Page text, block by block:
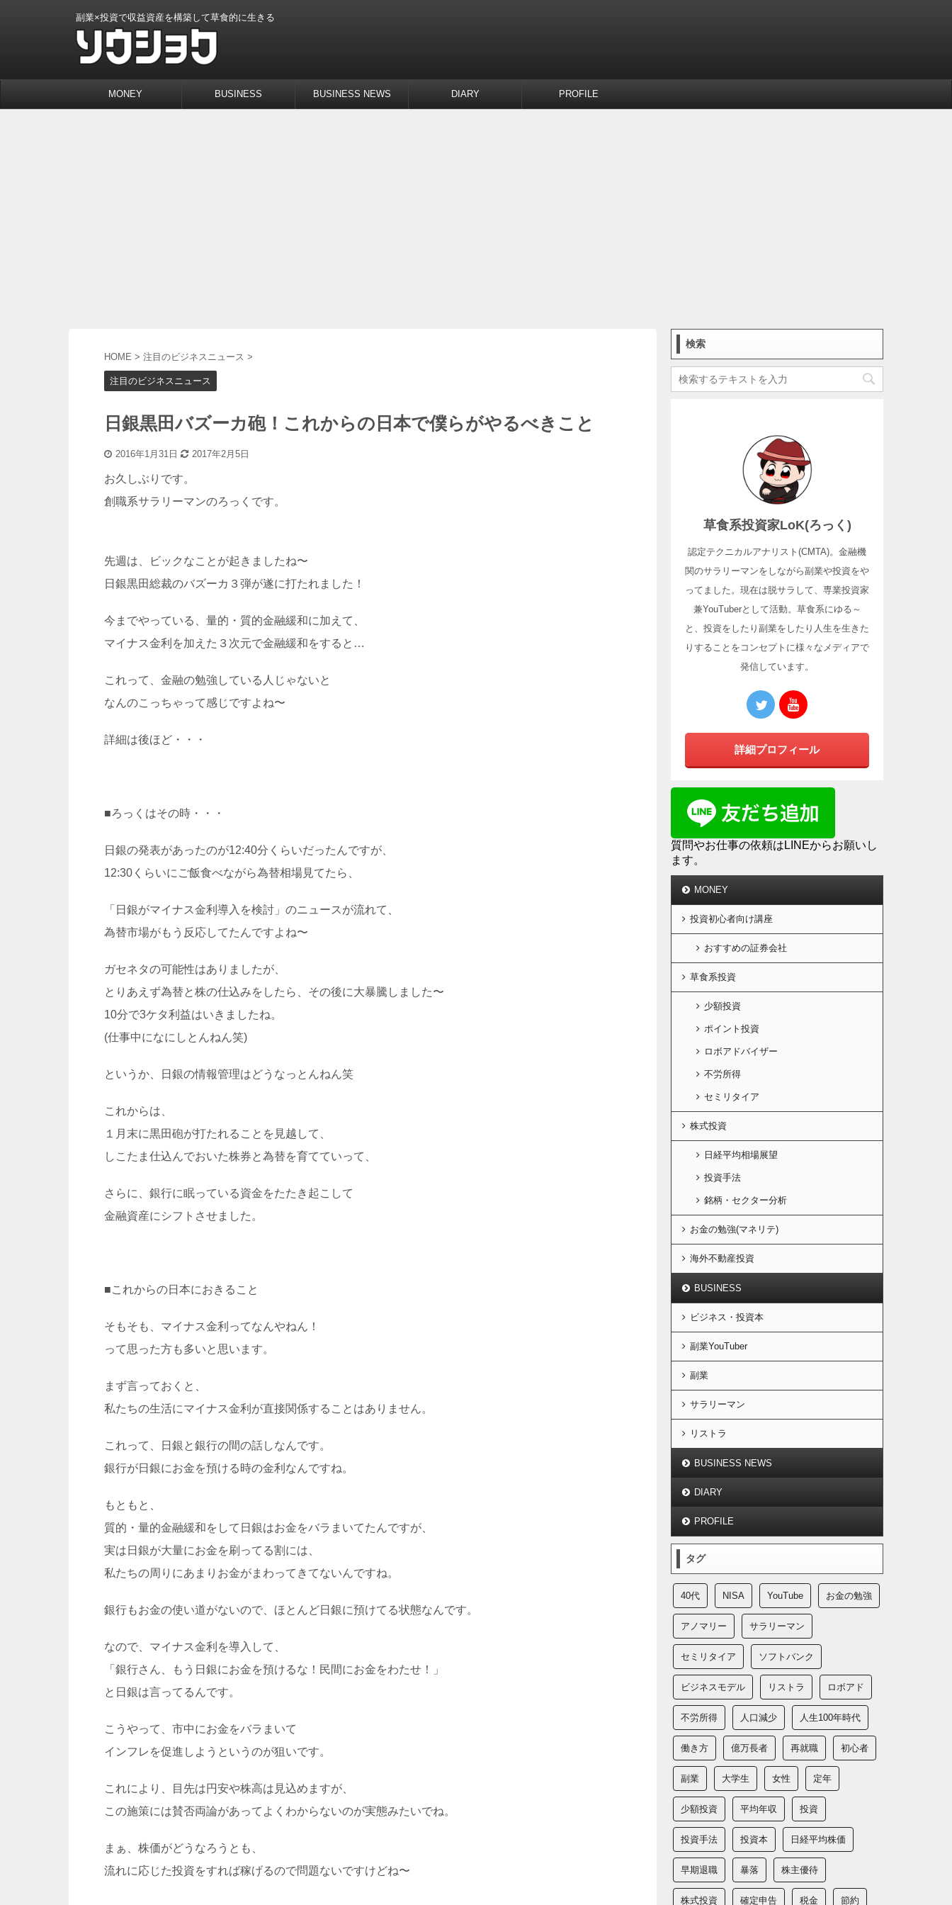
副業×投資で収益資産を構築して草食的に生きる
MONEY BUSINESS BUSINESS NEWS DIARY PROFILE
HOME > 注目のビジネスニュース >
注目のビジネスニュース
日銀黒田バズーカ砲！これからの日本で僕らがやるべきこと
2016年1月31日 2017年2月5日
お久しぶりです。
創職系サラリーマンのろっくです。
先週は、ビックなことが起きましたね〜
日銀黒田総裁のバズーカ３弾が遂に打たれました！
今までやっている、量的・質的金融緩和に加えて、
マイナス金利を加えた３次元で金融緩和をすると…
これって、金融の勉強している人じゃないと
なんのこっちゃって感じですよね〜
詳細は後ほど・・・
■ろっくはその時・・・
日銀の発表があったのが12:40分くらいだったんですが、
12:30くらいにご飯食べながら為替相場見てたら、
「日銀がマイナス金利導入を検討」のニュースが流れて、
為替市場がもう反応してたんですよね〜
ガセネタの可能性はありましたが、
とりあえず為替と株の仕込みをしたら、その後に大暴騰しました〜
10分で3ケタ利益はいきましたね。
(仕事中になにしとんねん笑)
というか、日銀の情報管理はどうなっとんねん笑
これからは、
１月末に黒田砲が打たれることを見越して、
しこたま仕込んでおいた株券と為替を育てていって、
さらに、銀行に眠っている資金をたたき起こして
金融資産にシフトさせました。
■これからの日本におきること
そもそも、マイナス金利ってなんやねん！
って思った方も多いと思います。
まず言っておくと、
私たちの生活にマイナス金利が直接関係することはありません。
これって、日銀と銀行の間の話しなんです。
銀行が日銀にお金を預ける時の金利なんですね。
もともと、
質的・量的金融緩和をして日銀はお金をバラまいてたんですが、
実は日銀が大量にお金を刷ってる割には、
私たちの周りにあまりお金がまわってきてないんですね。
銀行もお金の使い道がないので、ほとんど日銀に預けてる状態なんです。
なので、マイナス金利を導入して、
「 銀行さん、もう日銀にお金を預けるな！民間にお金をわたせ！
」
と日銀は言ってるんです。
こうやって、市中にお金をバラまいて
インフレを促進しようというのが狙いです。
これにより、目先は円安や株高は見込めますが、
この施策には賛否両論があってよくわからないのが実態みたいでね。
まぁ、株価がどうなろうとも、
流れに応じた投資をすれば稼げるので問題ないですけどね〜
検索
草食系投資家LoK(ろっく)
認定テクニカルアナリスト(CMTA)。金融機
関のサラリーマンをしながら副業や投資をや
ってました。現在は脱サラして、専業投資家
兼YouTuberとして活動。草食系にゆる～
と、投資をしたり副業をしたり人生を生きた
りすることをコンセプトに様々なメディアで
発信しています。
詳細プロフィール
質問やお仕事の依頼はLINEからお願いし
ます。
MONEY
投資初心者向け講座
おすすめの証券会社
草食系投資
少額投資
ポイント投資
ロボアドバイザー
不労所得
セミリタイア
株式投資
日経平均相場展望
投資手法
銘柄・セクター分析
お金の勉強(マネリテ)
海外不動産投資
BUSINESS
ビジネス・投資本
副業YouTuber
副業
サラリーマン
リストラ
BUSINESS NEWS
DIARY
PROFILE
タグ
40代 NISA YouTube お金の勉強
アノマリー サラリーマン
セミリタイア ソフトバンク
ビジネスモデル リストラ ロボアド
不労所得 人口減少 人生100年時代
働き方 億万長者 再就職 初心者
副業 大学生 女性 定年
少額投資 平均年収 投資
投資手法 投資本 日経平均株価
早期退職 暴落 株主優待
株式投資 確定申告 税金 節約